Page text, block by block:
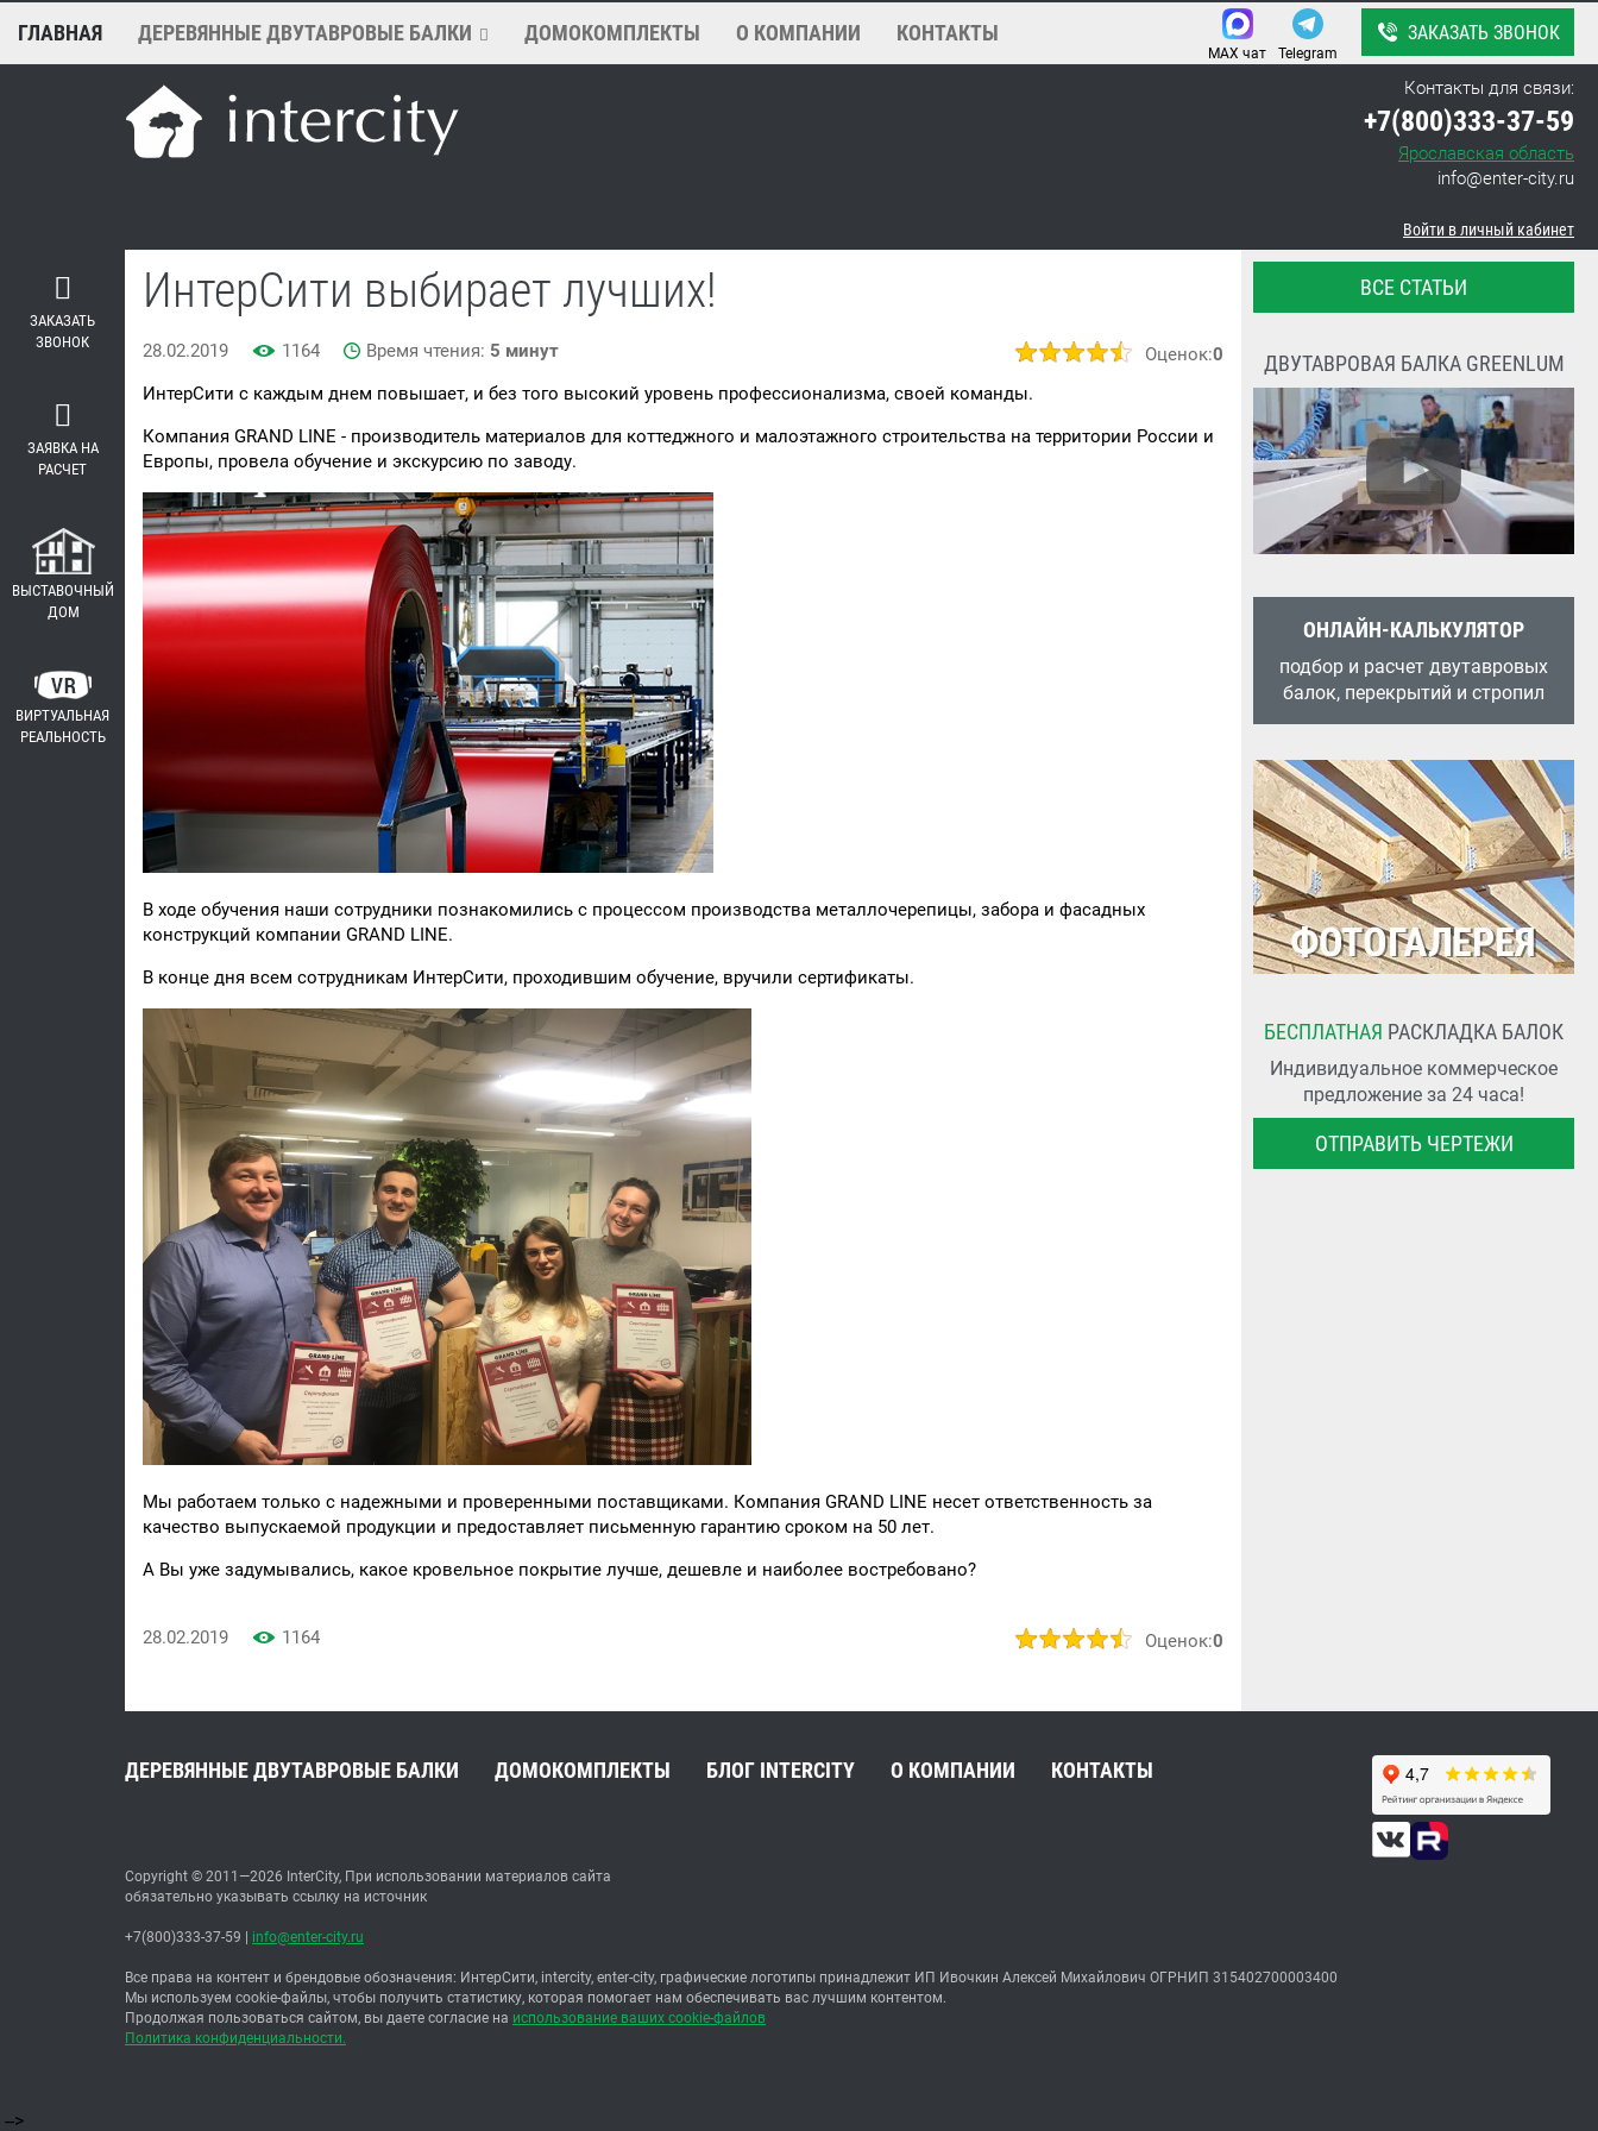
ЗАКАЗАТЬ ЗВОНОК
MAX чат Telegram
ГЛАВНАЯ ДЕРЕВЯННЫЕ ДВУТАВРОВЫЕ БАЛКИ ДОМОКОМПЛЕКТЫ О КОМПАНИИ КОНТАКТЫ
Контакты для связи:
+7(800)333-37-59
Ярославская область
info@enter-city.ru
Войти в личный кабинет
ЗАКАЗАТЬ
ЗВОНОК
ЗАЯВКА НА
РАСЧЕТ
ВЫСТАВОЧНЫЙ
ДОМ
ВИРТУАЛЬНАЯ
РЕАЛЬНОСТЬ
ИнтерСити выбирает лучших!
Оценок:0
28.02.2019 1164 Время чтения: 5 минут
ИнтерСити с каждым днем повышает, и без того высокий уровень профессионализма, своей команды.
Компания GRAND LINE - производитель материалов для коттеджного и малоэтажного строительства на территории России и
Европы, провела обучение и экскурсию по заводу.
В ходе обучения наши сотрудники познакомились с процессом производства металлочерепицы, забора и фасадных
конструкций компании GRAND LINE.
В конце дня всем сотрудникам ИнтерСити, проходившим обучение, вручили сертификаты.
Мы работаем только с надежными и проверенными поставщиками. Компания GRAND LINE несет ответственность за
качество выпускаемой продукции и предоставляет письменную гарантию сроком на 50 лет.
А Вы уже задумывались, какое кровельное покрытие лучше, дешевле и наиболее востребовано?
Оценок:0
28.02.2019 1164
ВСЕ СТАТЬИ
ДВУТАВРОВАЯ БАЛКА GREENLUM
ОНЛАЙН-КАЛЬКУЛЯТОР
подбор и расчет двутавровых
балок, перекрытий и стропил
БЕСПЛАТНАЯ РАСКЛАДКА БАЛОК
Индивидуальное коммерческое
предложение за 24 часа!
ОТПРАВИТЬ ЧЕРТЕЖИ
ДЕРЕВЯННЫЕ ДВУТАВРОВЫЕ БАЛКИ ДОМОКОМПЛЕКТЫ БЛОГ INTERCITY О КОМПАНИИ КОНТАКТЫ
Copyright © 2011—2026 InterCity, При использовании материалов сайта
обязательно указывать ссылку на источник
+7(800)333-37-59 info@enter-city.ru
Все права на контент и брендовые обозначения: ИнтерСити, intercity, enter-city, графические логотипы принадлежит ИП Ивочкин Алексей Михайлович ОГРНИП 315402700003400
Мы используем cookie-файлы, чтобы получить статистику, которая помогает нам обеспечивать вас лучшим контентом.
Продолжая пользоваться сайтом, вы даете согласие на использование ваших cookie-файлов
Политика конфиденциальности.
-->